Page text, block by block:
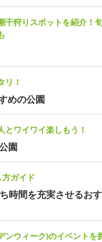
干狩りスポットを紹介！
リ！
めの公園
とワイワイ楽しもう！
園
ガイド
時間を充実させるお
ンウィーク)のイベントを